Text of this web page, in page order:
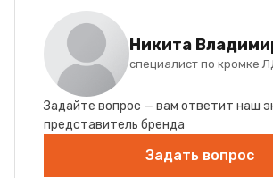
Никита
специалист по кромке
Задайте вопрос — вам ответит наш
представитель бренда
Задать вопрос